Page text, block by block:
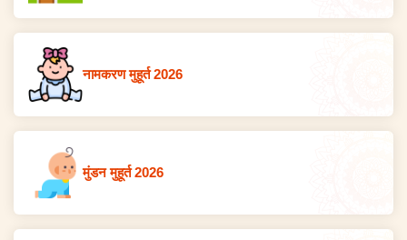
नामकरण मुहूर्त 2026
मुंडन मुहूर्त 2026